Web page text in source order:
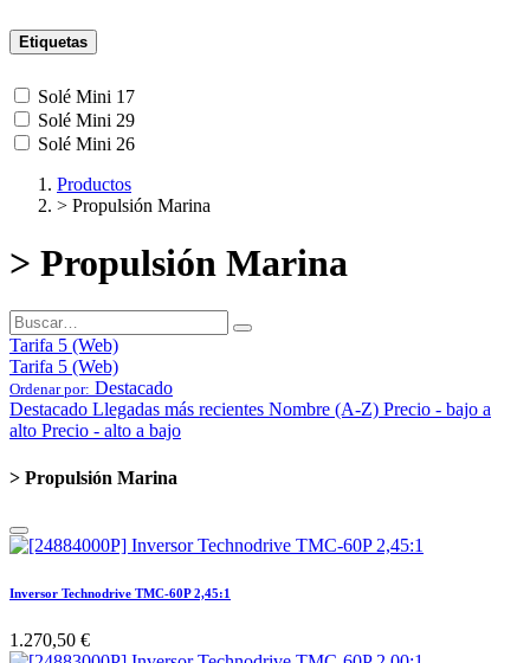
Etiquetas
Solé Mini 17
Solé Mini 29
Solé Mini 26
Productos
> Propulsión Marina
> Propulsión Marina
Tarifa 5 (Web)
Tarifa 5 (Web)
Ordenar por: Destacado
Destacado Llegadas más recientes Nombre (A-Z) Precio - bajo a
alto Precio - alto a bajo
> Propulsión Marina
Inversor Technodrive TMC-60P 2,45:1
1.270,50 €